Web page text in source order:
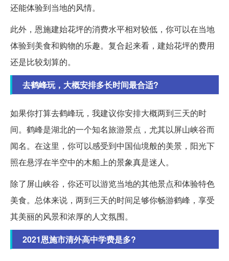
还能体验到当地的风情。
此外，恩施建始花坪的消费水平相对较低，你可以在当地
体验到美食和购物的乐趣。复合起来看，建始花坪的费用
还是比较划算的。
去鹤峰玩，大概安排多长时间最合适?
如果你打算去鹤峰玩，我建议你安排大概两到三天的时
间。鹤峰是湖北的一个知名旅游景点，尤其以屏山峡谷而
闻名。在这里，你可以感受到中国仙境般的美景，阳光下
照在悬浮在半空中的木船上的景象真是迷人。
除了屏山峡谷，你还可以游览当地的其他景点和体验特色
美食。总体来说，两到三天的时间足够你畅游鹤峰，享受
其美丽的风景和浓厚的人文氛围。
2021恩施市清外高中学费是多?